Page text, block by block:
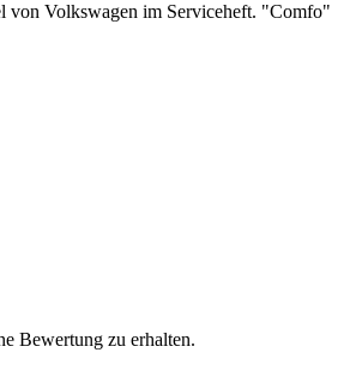
von Volkswagen im Serviceheft. "Comfo"
Bewertung zu erhalten.